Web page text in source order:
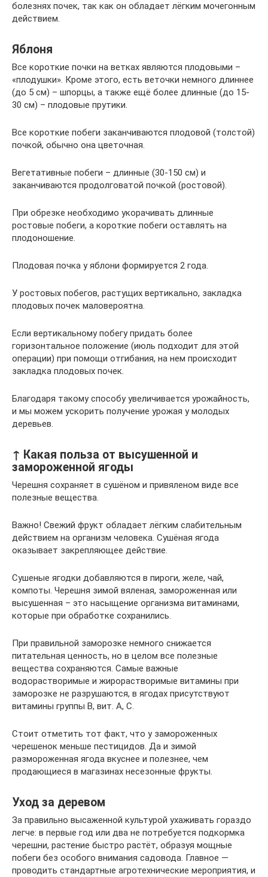
болезнях почек, так как он обладает лёгким мочегонным
действием.
Яблоня
Все короткие почки на ветках являются плодовыми –
«плодушки». Кроме этого, есть веточки немного длиннее
(до 5 см) – шпорцы, а также ещё более длинные (до 15-
30 см) – плодовые прутики.
Все короткие побеги заканчиваются плодовой (толстой)
почкой, обычно она цветочная.
Вегетативные побеги – длинные (30-150 см) и
заканчиваются продолговатой почкой (ростовой).
При обрезке необходимо укорачивать длинные
ростовые побеги, а короткие побеги оставлять на
плодоношение.
Плодовая почка у яблони формируется 2 года.
У ростовых побегов, растущих вертикально, закладка
плодовых почек маловероятна.
Если вертикальному побегу придать более
горизонтальное положение (июль подходит для этой
операции) при помощи отгибания, на нем происходит
закладка плодовых почек.
Благодаря такому способу увеличивается урожайность,
и мы можем ускорить получение урожая у молодых
деревьев.
↑ Какая польза от высушенной и
замороженной ягоды
Черешня сохраняет в сушёном и привяленом виде все
полезные вещества.
Важно! Свежий фрукт обладает лёгким слабительным
действием на организм человека. Сушёная ягода
оказывает закрепляющее действие.
Сушеные ягодки добавляются в пироги, желе, чай,
компоты. Черешня зимой вяленая, замороженная или
высушенная – это насыщение организма витаминами,
которые при обработке сохранились.
При правильной заморозке немного снижается
питательная ценность, но в целом все полезные
вещества сохраняются. Самые важные
водорастворимые и жирорастворимые витамины при
заморозке не разрушаются, в ягодах присутствуют
витамины группы В, вит. А, С.
Стоит отметить тот факт, что у замороженных
черешенок меньше пестицидов. Да и зимой
размороженная ягода вкуснее и полезнее, чем
продающиеся в магазинах несезонные фрукты.
Уход за деревом
За правильно высаженной культурой ухаживать гораздо
легче: в первые год или два не потребуется подкормка
черешни, растение быстро растёт, образуя мощные
побеги без особого внимания садовода. Главное —
проводить стандартные агротехнические мероприятия, и